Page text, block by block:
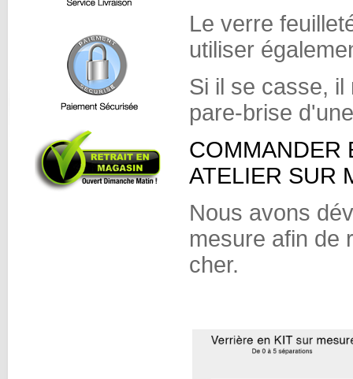
Le verre
utiliser
Si il se casse,
pare-brise
COMMANDER
ATELIER SUR
Nous avons
mesure afin de
cher.